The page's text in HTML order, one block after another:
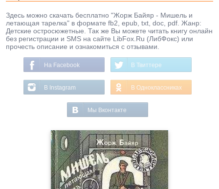
Здесь можно скачать бесплатно "Жорж Байяр - Мишель и
летающая тарелка" в формате fb2, epub, txt, doc, pdf. Жанр:
Детские остросюжетные. Так же Вы можете читать книгу онлайн
без регистрации и SMS на сайте LibFox.Ru (ЛибФокс) или
прочесть описание и ознакомиться с отзывами.
На Facebook В Твиттере
В Instagram В Одноклассниках
Мы Вконтакте